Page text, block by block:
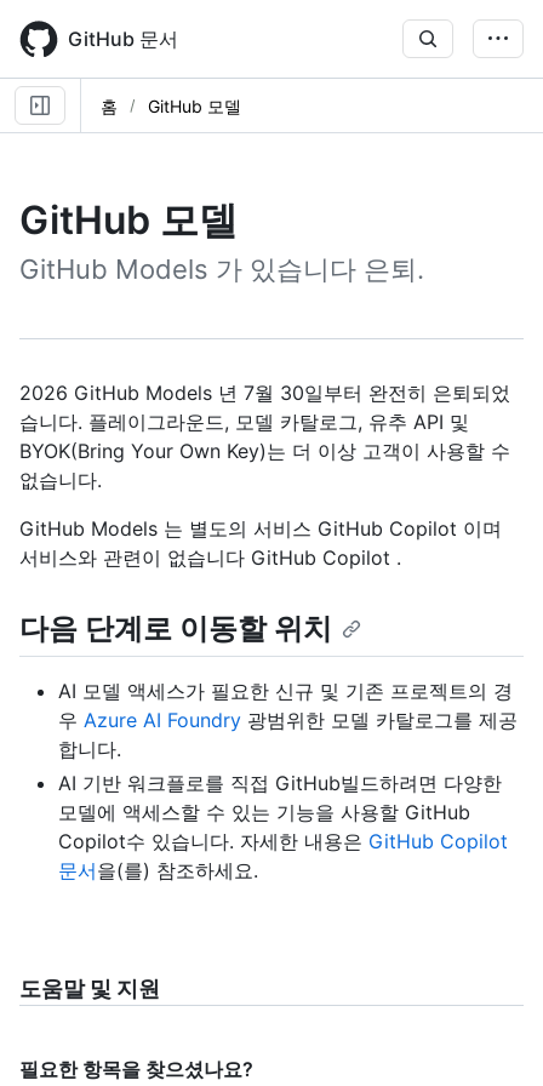
main
content
GitHub 문서
홈 GitHub 모델
GitHub 모델
GitHub Models 가 있습니다 은퇴.
2026 GitHub Models 년 7월 30일부터 완전히 은퇴되었
습니다. 플레이그라운드, 모델 카탈로그, 유추 API 및
BYOK(Bring Your Own Key)는 더 이상 고객이 사용할 수
없습니다.
GitHub Models 는 별도의 서비스 GitHub Copilot 이며
서비스와 관련이 없습니다 GitHub Copilot .
다음 단계로 이동할 위치
AI 모델 액세스가 필요한 신규 및 기존 프로젝트의 경
우 Azure AI Foundry 광범위한 모델 카탈로그를 제공
합니다.
AI 기반 워크플로를 직접 GitHub빌드하려면 다양한
모델에 액세스할 수 있는 기능을 사용할 GitHub
Copilot수 있습니다. 자세한 내용은 GitHub Copilot
문서을(를) 참조하세요.
도움말 및 지원
필요한 항목을 찾으셨나요?